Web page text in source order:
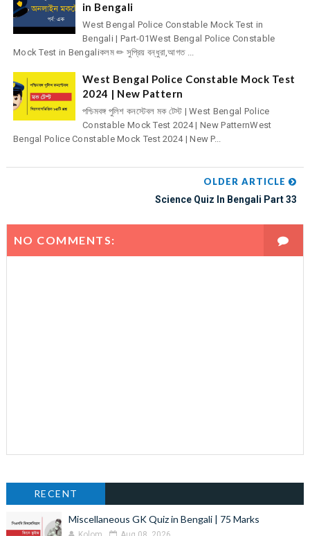
in Bengali
West Bengal Police Constable Mock Test in
Bengali | Part-01West Bengal Police Constable
Mock Test in Bengaliকলম ✏ সুপ্রিয় বন্ধুরা,আগত ...
West Bengal Police Constable Mock Test
2024 | New Pattern
পশ্চিমবঙ্গ পুলিশ কনস্টেবল মক টেস্ট | West Bengal Police
Constable Mock Test 2024 | New PatternWest
Bengal Police Constable Mock Test 2024 | New P...
OLDER ARTICLE
Science Quiz In Bengali Part 33
NO COMMENTS:
RECENT
Miscellaneous GK Quiz in Bengali | 75 Marks